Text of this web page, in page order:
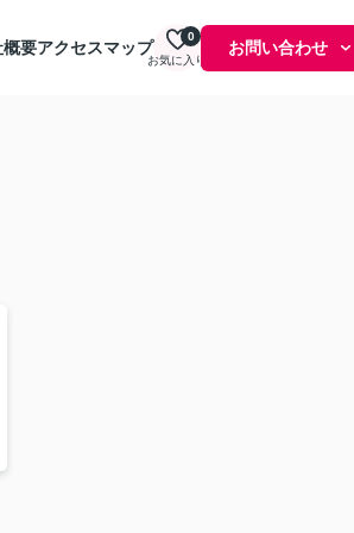
概要アクセスマップ
お気に入り
0
お問い合わせ